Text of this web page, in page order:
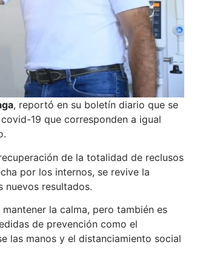
, reportó en su boletín diario que se
19 que corresponden a igual
de la totalidad de reclusos
por los internos, se revive la
nuevos resultados.
la calma, pero también es
de prevención como el
las manos y el distanciamiento social